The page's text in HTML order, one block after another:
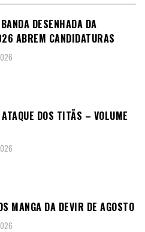
DESENHADA DA
ABREM CANDIDATURAS
DOS TITÃS – VOLUME
MANGA DA DEVIR DE AGOSTO